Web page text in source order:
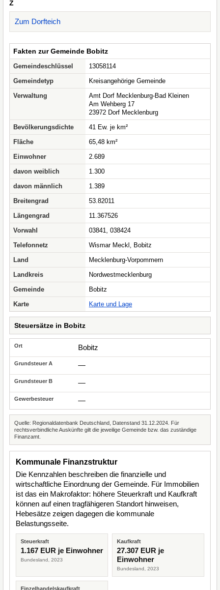
Z
Zum Dorfteich
Fakten zur Gemeinde Bobitz
Gemeindeschlüssel
13058114
Gemeindetyp
Kreisangehörige Gemeinde
Verwaltung
Amt Dorf Mecklenburg-Bad Kleinen
Am Wehberg 17
23972 Dorf Mecklenburg
Bevölkerungsdichte
41 Ew. je km²
Fläche
65,48 km²
Einwohner
2.689
davon weiblich
1.300
davon männlich
1.389
Breitengrad
53.82011
Längengrad
11.367526
Vorwahl
03841, 038424
Telefonnetz
Wismar Meckl, Bobitz
Land
Mecklenburg-Vorpommern
Landkreis
Nordwestmecklenburg
Gemeinde
Bobitz
Karte
Karte und Lage
Steuersätze in Bobitz
Bobitz
—
—
—
Quelle: Regionaldatenbank Deutschland, Datenstand 31.12.2024. Für
rechtsverbindliche Auskünfte gilt die jeweilige Gemeinde bzw. das zuständige
Finanzamt.
Kommunale Finanzstruktur
Die Kennzahlen beschreiben die finanzielle und
wirtschaftliche Einordnung der Gemeinde. Für Immobilien
ist das ein Makrofaktor: höhere Steuerkraft und Kaufkraft
können auf einen tragfähigeren Standort hinweisen,
Hebesätze zeigen dagegen die kommunale
Belastungsseite.
Steuerkraft
1.167 EUR je Einwohner
Bundesland, 2023
Kaufkraft
27.307 EUR je
Einwohner
Bundesland, 2023
Einzelhandelskaufkraft